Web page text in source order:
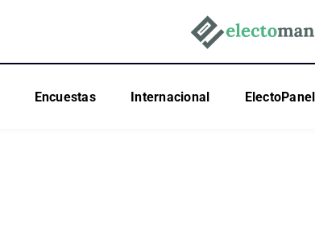
Encuestas Internacional ElectoPanel